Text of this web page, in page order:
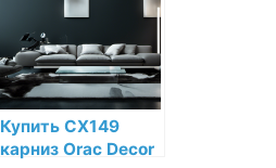
магазине
Купить CX149
карниз Orac Decor